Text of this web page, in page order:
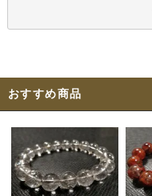
おすすめ商品